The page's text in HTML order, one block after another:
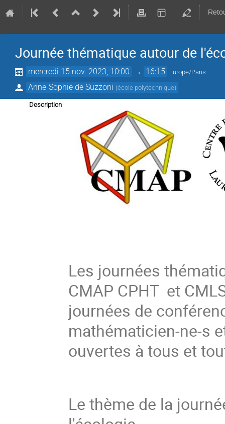
Journée thématique autour de
mercredi 15 nov. 2023, 10:00 → 16:15 Europe/Paris
Anne-Sophie de Suzzoni (école polytechnique)
Description
Les journées
CMAP CPHT et
journées de
mathématicien-ne-s
ouvertes à tous et
Le thème de la